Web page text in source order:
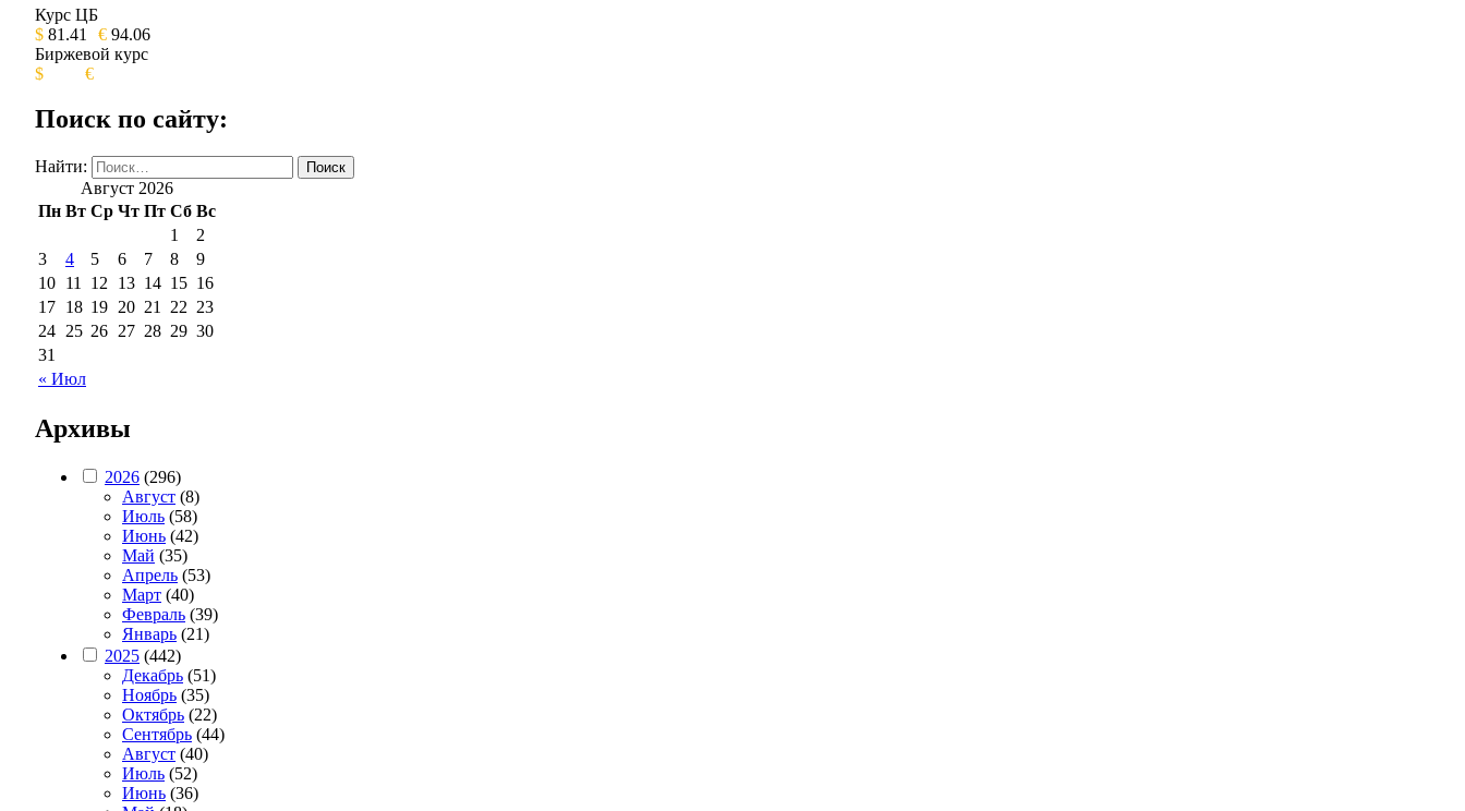
Курс ЦБ
$ 81.41 € 94.06
Биржевой курс
$
€
Поиск по сайту:
Найти:
Август 2026
Пн Вт Ср Чт Пт Сб Вс
« Июл
1
2
3
4 5 6 7 8
9
10 11 12 13 14 15 16
17 18 19 20 21 22 23
24 25 26 27 28 29 30
31
Архивы
2026 (296)
Август (8)
Июль (58)
Июнь (42)
Май (35)
Апрель (53)
Март (40)
Февраль (39)
Январь (21)
2025 (442)
Декабрь (51)
Ноябрь (35)
Октябрь (22)
Сентябрь (44)
Август (40)
Июль (52)
Июнь (36)